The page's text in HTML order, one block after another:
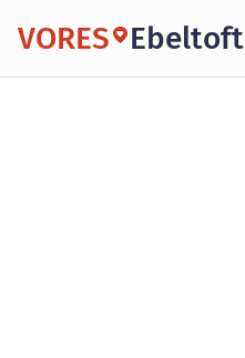
VORES Ebeltoft